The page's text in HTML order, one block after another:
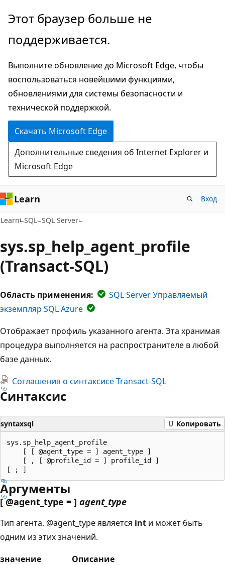
Пропустить
перейти
основному
содержимому
Этот браузер больше не
поддерживается.
Выполните обновление до Microsoft Edge, чтобы
воспользоваться новейшими функциями,
обновлениями для системы безопасности и
технической поддержкой.
Скачать Microsoft Edge
Дополнительные сведения об Internet Explorer и
Microsoft Edge
Learn Вход
Learn SQL SQL Server
sys.sp_help_agent_profile
(Transact-SQL)
Область применения:
SQL Server Управляемый
экземпляр SQL Azure
Отображает профиль указанного агента. Эта хранимая
процедура выполняется на распространителе в любой
базе данных.
Соглашения о синтаксисе Transact-SQL
Синтаксис
syntaxsql Копировать
sys.sp_help_agent_profile
    [ [ @agent_type = ] agent_type ]
    [ , [ @profile_id = ] profile_id ]
Аргументы
[ @agent_type = ] agent_type
Тип агента. @agent_type является int и может быть
одним из этих значений.
значение
Описание